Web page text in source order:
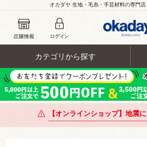
オカダヤ 生地・毛糸・手芸材料の専門店
カテゴリから探す
【オンラインショップ】地震